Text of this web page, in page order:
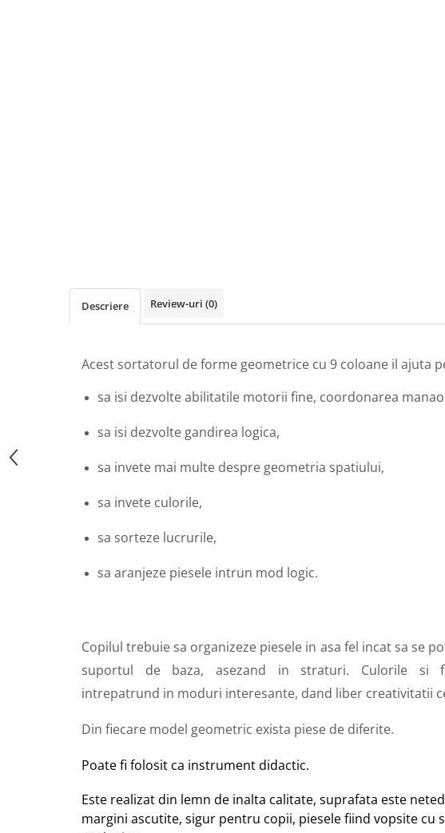
Descriere Review-uri (0)
Acest sortatorul de forme geometrice cu 9 coloane il ajuta
sa isi dezvolte abilitatile motorii fine, coordonarea
sa isi dezvolte gandirea logica,
sa invete mai multe despre geometria spatiului,
sa invete culorile,
sa sorteze lucrurile,
sa aranjeze piesele intrun mod logic.
Copilul trebuie sa organizeze piesele in asa fel incat sa se
suportul de baza, asezand in straturi. Culorile si
intrepatrund in moduri interesante, dand liber creativitatii
Din fiecare model geometric exista piese de diferite.
Poate fi folosit ca instrument didactic.
Este realizat din lemn de inalta calitate, suprafata este
margini ascutite, sigur pentru copii, pieselefiind vopsite cu